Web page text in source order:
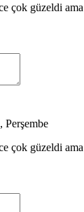
çok güzeldi
Perşembe
çok güzeldi